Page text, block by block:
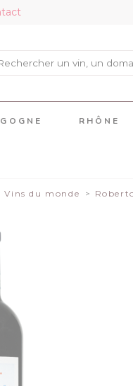
RHÔNE
Vins du monde